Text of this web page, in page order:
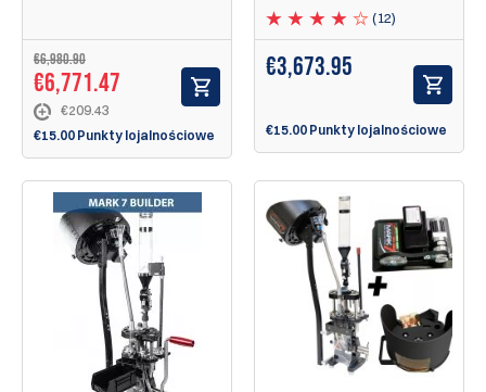
€6,980.90
€6,771.47
€209.43
€15.00 Punkty lojalnościowe
(12)
€3,673.95
€15.00 Punkty lojalnościowe